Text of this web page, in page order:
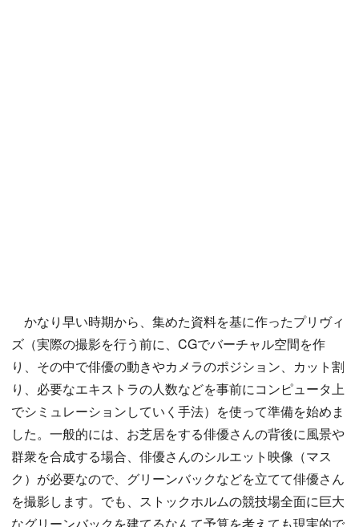
かなり早い時期から、集めた資料を基に作ったプリヴィ
ズ（実際の撮影を行う前に、CGでバーチャル空間を作
り、その中で俳優の動きやカメラのポジション、カット割
り、必要なエキストラの人数などを事前にコンピュータ上
でシミュレーションしていく手法）を使って準備を始めま
した。一般的には、お芝居をする俳優さんの背後に風景や
群衆を合成する場合、俳優さんのシルエット映像（マス
ク）が必要なので、グリーンバックなどを立てて俳優さん
を撮影します。でも、ストックホルムの競技場全面に巨大
なグリーンバックを建てるなんて予算を考えても現実的で